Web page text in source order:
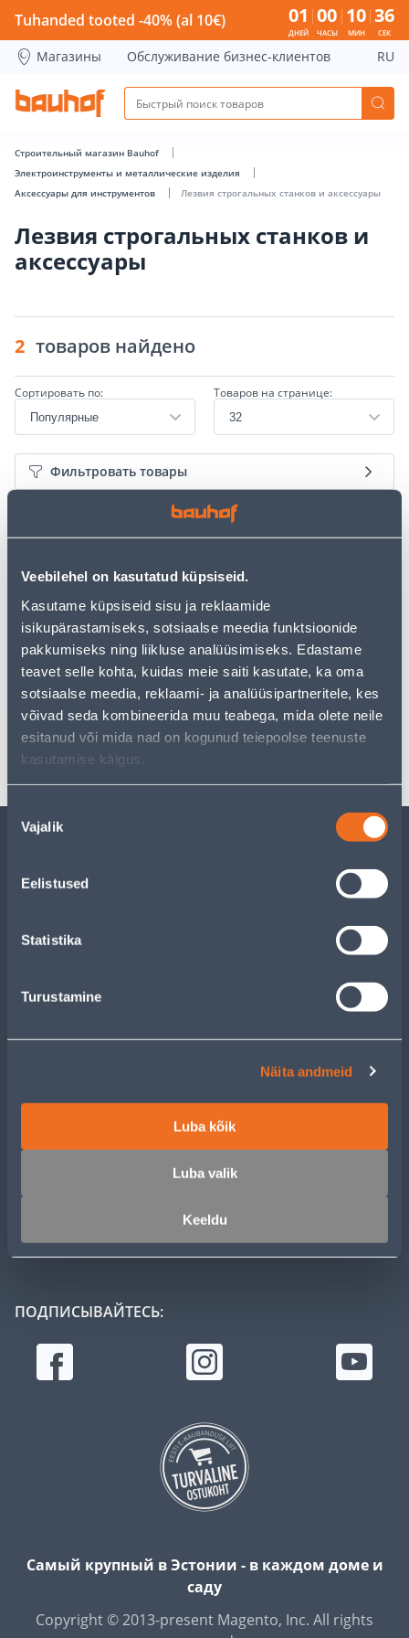
Veebilehel on kasutatud küpsiseid.
Kasutame küpsiseid sisu ja reklaamide
isikupärastamiseks, sotsiaalse meedia funktsioonide
pakkumiseks ning liikluse analüüsimiseks. Edastame
teavet selle kohta, kuidas meie saiti kasutate, ka oma
sotsiaalse meedia, reklaami- ja analüüsipartneritele, kes
võivad seda kombineerida muu teabega, mida olete neile
esitanud või mida nad on kogunud teiepoolse teenuste
kasutamise käigus.
Nõusoleku
valik
Vajalik
Eelistused
Statistika
Turustamine
Näita andmeid
Luba kõik
Luba valik
Keeldu
Лезвия строгальных станков и аксессуары - Bauhof has
Tuhanded tooted -40% (al 10€) 01
ДНЕЙ
00
ЧАСЫ
10
МИН
36
СЕК
Магазины Обслуживание бизнес-клиентов RU
Строительный магазин Bauhof
Электроинструменты и металлические изделия
Аксессуары для инструментов
Лезвия строгальных станков и аксессуары
Лезвия строгальных станков и
аксессуары
2 товаров найдено
Сортировать по: Товаров на странице:
Фильтровать товары
HÖÖVLITERAD 82MM
1902/1923HK/KP0810CK
19 .19 € /tk
для
авторизованного
TERAD SCHEPPACH
HMS1080 2TK
66.66 €
для
СЛУЖБА ПОДДЕРЖКИ Е-МАГАЗИНА
ПОДПИСЫВАЙТЕСЬ:
Самый крупный в Эстонии - в каждом доме и
саду
Copyright © 2013-present Magento, Inc. All rights